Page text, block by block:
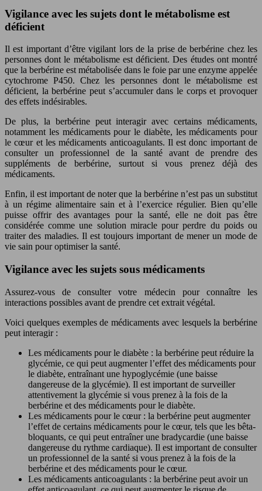
Vigilance avec les sujets dont le métabolisme est
déficient
Il est important d’être vigilant lors de la prise de berbérine chez les
personnes dont le métabolisme est déficient. Des études ont montré
que la berbérine est métabolisée dans le foie par une enzyme appelée
cytochrome P450. Chez les personnes dont le métabolisme est
déficient, la berbérine peut s’accumuler dans le corps et provoquer
des effets indésirables.
De plus, la berbérine peut interagir avec certains médicaments,
notamment les médicaments pour le diabète, les médicaments pour
le cœur et les médicaments anticoagulants. Il est donc important de
consulter un professionnel de la santé avant de prendre des
suppléments de berbérine, surtout si vous prenez déjà des
médicaments.
Enfin, il est important de noter que la berbérine n’est pas un substitut
à un régime alimentaire sain et à l’exercice régulier. Bien qu’elle
puisse offrir des avantages pour la santé, elle ne doit pas être
considérée comme une solution miracle pour perdre du poids ou
traiter des maladies. Il est toujours important de mener un mode de
vie sain pour optimiser la santé.
Vigilance avec les sujets sous médicaments
Assurez-vous de consulter votre médecin pour connaître les
interactions possibles avant de prendre cet extrait végétal.
Voici quelques exemples de médicaments avec lesquels la berbérine
peut interagir :
Les médicaments pour le diabète : la berbérine peut réduire la
glycémie, ce qui peut augmenter l’effet des médicaments pour
le diabète, entraînant une hypoglycémie (une baisse
dangereuse de la glycémie). Il est important de surveiller
attentivement la glycémie si vous prenez à la fois de la
berbérine et des médicaments pour le diabète.
Les médicaments pour le cœur : la berbérine peut augmenter
l’effet de certains médicaments pour le cœur, tels que les bêta-
bloquants, ce qui peut entraîner une bradycardie (une baisse
dangereuse du rythme cardiaque). Il est important de consulter
un professionnel de la santé si vous prenez à la fois de la
berbérine et des médicaments pour le cœur.
Les médicaments anticoagulants : la berbérine peut avoir un